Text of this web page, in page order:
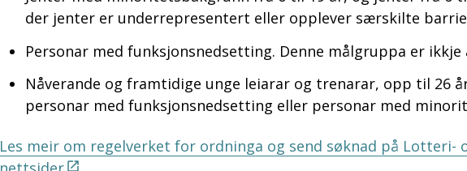
der jenter er underrepresentert eller opplever særskilte
Personar med funksjonsnedsetting. Denne målgruppa er ikkje
Nåverande og framtidige unge leiarar og trenarar, opp til 26
personar med funksjonsnedsetting eller personar med
Les meir om regelverket for ordninga og send søknad på Lotteri-